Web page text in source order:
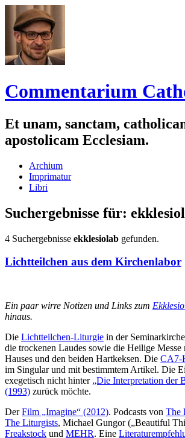
Commentarium
Et unam, sanctam,
apostolicam Ecclesiam.
Zum
Inhalt
springen
Archium
Imprimatur
Libri
Suchergebnisse für:
4 Suchergebnisse ekklesiolab gefunden.
Lichtteilchen aus dem Kirchenlabor
Ein paar wirre Notizen und Links zum
hinaus.
Die Lichtteilchen-Liturgie in der
die trockenen Laudes sowie die Heilige Messe
Hauses und den beiden Hartkeksen. Die CA7-
im Singular und mit bestimmtem Artikel. Die
exegetisch nicht hinter „Die Interpretation der
(1993) zurück möchte.
DerFilm „Imagine“ (2012). Podcasts von The
The Liturgists, Michael Gungor („Beautiful
Freakstock und MEHR. Eine